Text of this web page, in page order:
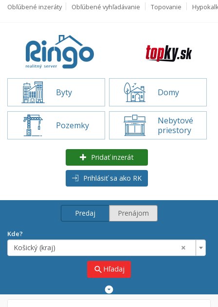
Obľúbené inzeráty Obľúbené vyhľadávanie Topovanie
Byty Domy
Pozemky
Nebytové
priestory
Pridať inzerát
Prihlásiť sa ako RK
Predaj Prenájom
Kde?
×
Košický (kraj)
search Hľadaj